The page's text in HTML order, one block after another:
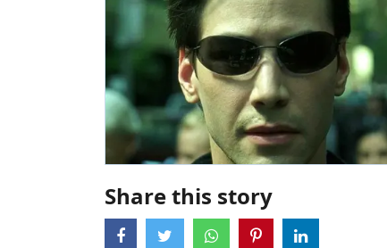
Share this story